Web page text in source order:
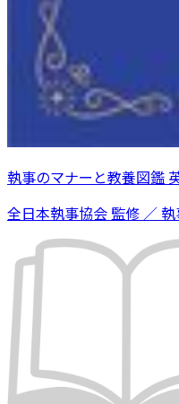
執事のマナーと教養図鑑
全日本執事協会 監修 ／